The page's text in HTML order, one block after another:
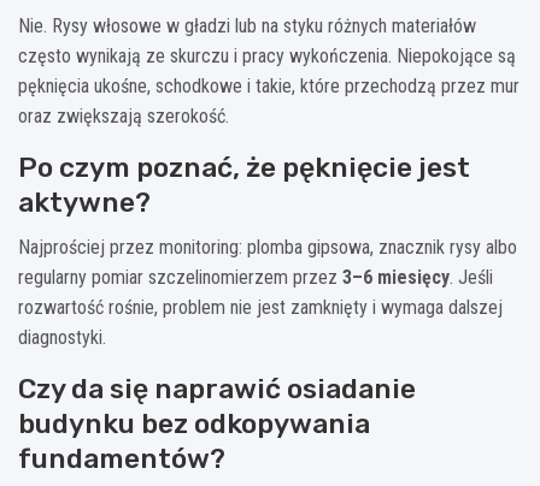
Nie. Rysy włosowe w gładzi lub na styku różnych materiałów
często wynikają ze skurczu i pracy wykończenia. Niepokojące są
pęknięcia ukośne, schodkowe i takie, które przechodzą przez mur
oraz zwiększają szerokość.
Po czym poznać, że pęknięcie jest
aktywne?
Najprościej przez monitoring: plomba gipsowa, znacznik rysy albo
regularny pomiar szczelinomierzem przez 3–6 miesięcy. Jeśli
rozwartość rośnie, problem nie jest zamknięty i wymaga dalszej
diagnostyki.
Czy da się naprawić osiadanie
budynku bez odkopywania
fundamentów?